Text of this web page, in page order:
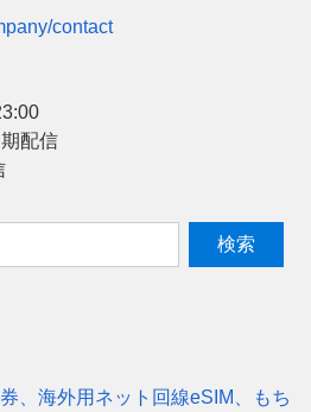
contact
配信
、海外用ネット回線eSIM、もち